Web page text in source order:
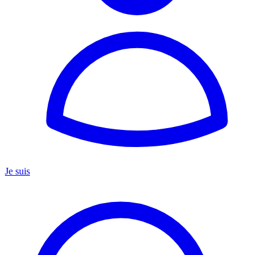
Je suis